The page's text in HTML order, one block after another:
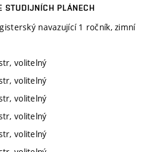
STUDIJNÍCH PLÁNECH
navazující 1 ročník, zimní
volitelný
volitelný
volitelný
volitelný
volitelný